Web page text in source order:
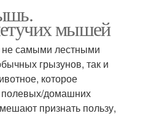
мышей
самыми лестными
грызунов, так и
которое
полевых/домашних
признать пользу,